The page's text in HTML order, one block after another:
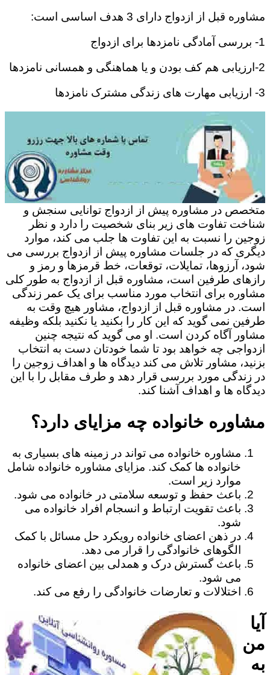
مشاوره قبل از ازدواج دارای 3 هدف اساسی است:
1- بررسی آمادگی نامزدها برای ازدواج
2-ارزیابی هم کف بودن و یا هماهنگی و همسانی نامزدها
3- ارزیابی مهارت های زندگی مشترک نامزدها
متخصص در مشاوره پیش از ازدواج توانایی سنجش و
شناخت تفاوت های زیر بنای شخصیت را دارد و نظر
زوجین را نسبت به این تفاوت ها جلب می کند، موارد
دیگری که در جلسات مشاوره پیش از ازدواج بررسی می
شود، آرزوها، تمایلات، توقعات، خط قرمزها و رمز و
رازهای طرفین است، مشاوره قبل از ازدواج به طور کلی
مشاوره برای انتخاب مورد مناسب برای یک عمر زندگی
است. در مشاوره قبل از ازدواج، مشاور هیچ وقت به
طرفین نمی گوید که این کار را بکنید یا نکنید بلکه وظیفه
مشاور آگاه کردن است. او می گوید که نتیجه چنین
ازدواجی چه خواهد بود تا شما خودتان دست به انتخاب
بزنید، مشاور تلاش می کند دیدگاه ها و اهداف زوجین را
در زندگی مورد بررسی قرار دهد و طرف مقابل را با این
دیدگاه ها و اهداف آشنا کند.
مشاوره خانواده چه مزایای دارد؟
مشاوره خانواده می تواند در زمینه های بسیاری به
خانواده ها کمک کند. مزایای مشاوره خانواده شامل
موارد زیر است.
باعث حفظ و توسعه سلامتی در خانواده می شود.
باعث تقویت ارتباط و انسجام افراد خانواده می
شود.
در ذهن اعضای خانواده رویکرد حل مسائل با کمک
الگوهای خانوادگی را قرار می دهد.
باعث گسترش درک و همدلی بین اعضای خانواده
می شود.
اختلالات و تعارضات خانوادگی را رفع می کند.
آیا
من
به